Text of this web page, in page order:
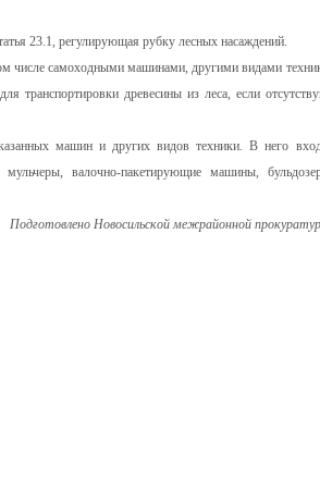
23.1, регулирующая рубку лесных насаждений.
числе самоходными машинами, другими видами
транспортировки древесины из леса, если
машин и других видов техники. В него
мульчеры, валочно-пакетирующие машины,
Подготовлено Новосильской межрайонной